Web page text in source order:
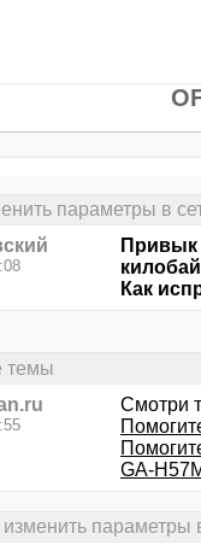
параметры в
Привык
Как
темы
Смотри
GA-
изменить параметры